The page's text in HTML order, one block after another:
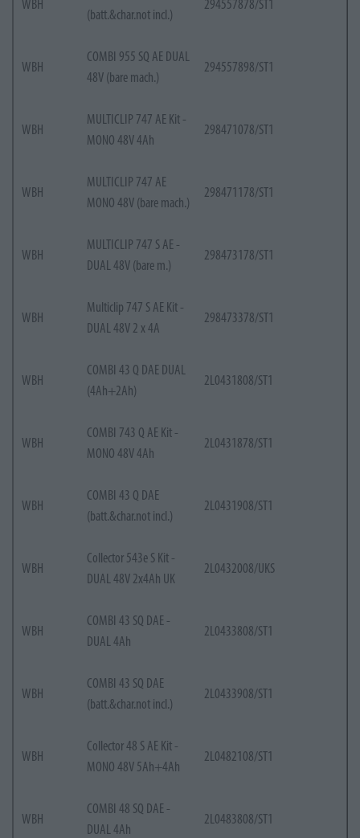
WBH
(batt.&char.not incl.)
294557878/ST1
WBH
COMBI 955 SQ AE DUAL
48V (bare mach.)
294557898/ST1
WBH
MULTICLIP 747 AE Kit -
MONO 48V 4Ah
298471078/ST1
WBH
MULTICLIP 747 AE
MONO 48V (bare mach.)
298471178/ST1
WBH
MULTICLIP 747 S AE -
DUAL 48V (bare m.)
298473178/ST1
WBH
Multiclip 747 S AE Kit -
DUAL 48V 2 x 4A
298473378/ST1
WBH
COMBI 43 Q DAE DUAL
(4Ah+2Ah)
2L0431808/ST1
WBH
COMBI 743 Q AE Kit -
MONO 48V 4Ah
2L0431878/ST1
WBH
COMBI 43 Q DAE
(batt.&char.not incl.)
2L0431908/ST1
WBH
Collector 543e S Kit -
DUAL 48V 2x4Ah UK
2L0432008/UKS
WBH
COMBI 43 SQ DAE -
DUAL 4Ah
2L0433808/ST1
WBH
COMBI 43 SQ DAE
(batt.&char.not incl.)
2L0433908/ST1
WBH
Collector 48 S AE Kit -
MONO 48V 5Ah+4Ah
2L0482108/ST1
WBH
COMBI 48 SQ DAE -
DUAL 4Ah
2L0483808/ST1